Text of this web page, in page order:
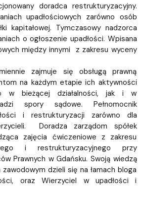
doradca restrukturyzacyjny.
upadłościowych zarówno osób
kapitałowej. Tymczasowy nadzorca
o ogłoszenie upadłości. Wpisana
między innymi z zakresu wyceny
zajmuje się obsługą prawną
na każdym etapie ich aktywności
w bieżącej działalności, jak i w
spory sądowe. Pełnomocnik
i restrukturyzacji zarówno dla
Doradza zarządom spółek
zajęcia ćwiczeniowe z zakresu
i restrukturyzacyjnego przy
Prawnych w Gdańsku. Swoją wiedzą
dzieli się na łamach bloga
oraz Wierzyciel w upadłości i